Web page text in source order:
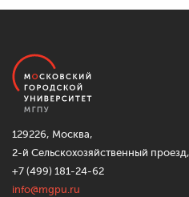
129226, Москва,
2-й Сельскохозяйственный
+7 (499) 181-24-62
info@mgpu.ru